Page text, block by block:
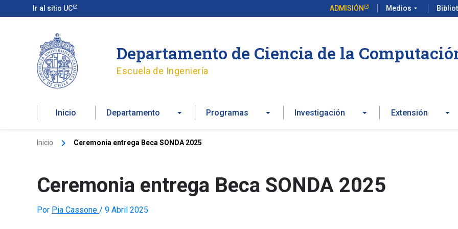
Ir al sitio UC ADMISIÓN Medios arrow_drop_down
al
Departamento de Ciencia de la
Escuela de Ingeniería
Inicio Departamento Programas Investigación Extensión
Inicio Ceremonia entrega Beca SONDA 2025
Ceremonia entrega Beca SONDA 2025
Por Pia Cassone / 9 Abril 2025